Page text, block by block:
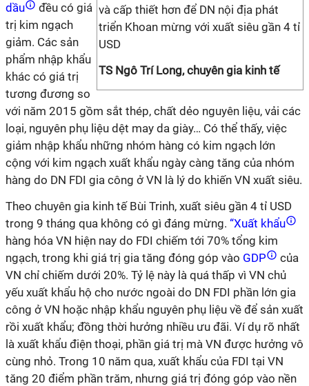
và cấp thiết hơn để DN nội địa phát
triển Khoan mừng với xuất siêu gần 4 tỉ
USD
TS Ngô Trí Long, chuyên gia kinh tế
dầu
đều có giá
trị kim ngạch
giảm. Các sản
phẩm nhập khẩu
khác có giá trị
tương đương so
với năm 2015 gồm sắt thép, chất dẻo nguyên liệu, vải các
loại, nguyên phụ liệu dệt may da giày… Có thể thấy, việc
giảm nhập khẩu những nhóm hàng có kim ngạch lớn
cộng với kim ngạch xuất khẩu ngày càng tăng của nhóm
hàng do DN FDI gia công ở VN là lý do khiến VN xuất siêu.
Theo chuyên gia kinh tế Bùi Trinh, xuất siêu gần 4 tỉ USD
trong 9 tháng qua không có gì đáng mừng. “Xuất khẩu
hàng hóa VN hiện nay do FDI chiếm tới 70% tổng kim
ngạch, trong khi giá trị gia tăng đóng góp vào GDP
của
VN chỉ chiếm dưới 20%. Tỷ lệ này là quá thấp vì VN chủ
yếu xuất khẩu hộ cho nước ngoài do DN FDI phần lớn gia
công ở VN hoặc nhập khẩu nguyên phụ liệu về để sản xuất
rồi xuất khẩu; đồng thời hưởng nhiều ưu đãi. Ví dụ rõ nhất
là xuất khẩu điện thoại, phần giá trị mà VN được hưởng vô
cùng nhỏ. Trong 10 năm qua, xuất khẩu của FDI tại VN
tăng 20 điểm phần trăm, nhưng giá trị đóng góp vào nền